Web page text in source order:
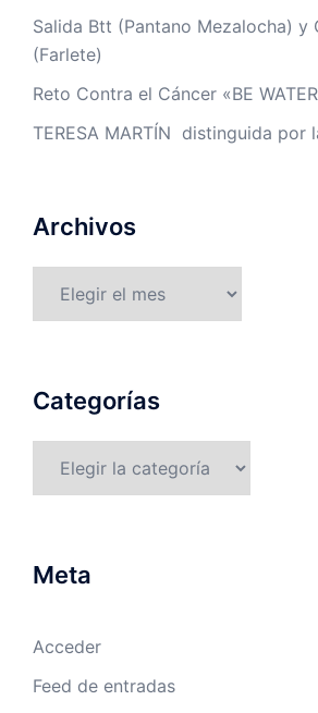
Salida Btt (Pantano Mezalocha) y
(Farlete)
Reto Contra el Cáncer «BE
TERESA MARTÍN distinguida por
Archivos
Categorías
Meta
Acceder
Feed de entradas